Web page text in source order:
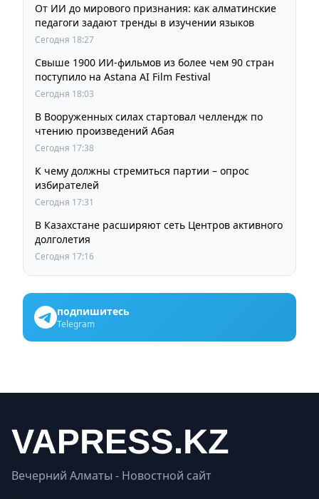
От ИИ до мирового признания: как алматинские
педагоги задают тренды в изучении языков
Сегодня 18:27
Свыше 1900 ИИ-фильмов из более чем 90 стран
поступило на Astana AI Film Festival
Сегодня 18:03
В Вооруженных силах стартовал челлендж по
чтению произведений Абая
Сегодня 17:38
К чему должны стремиться партии – опрос
избирателей
Сегодня 17:31
В Казахстане расширяют сеть Центров активного
долголетия
Сегодня 17:16
подпишитесь
Telegram
Вечерний Алматы - Новостной сайт